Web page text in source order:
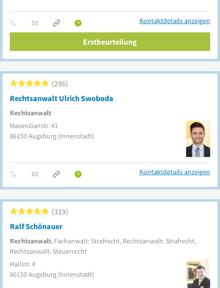
Kontaktdetails anzeigen
Erstbeurteilung
Rechtsanwalt Ulrich Swoboda
Rechtsanwalt
296
Maximilianstr. 41
86150Augsburg (Innenstadt)
Kontaktdetails anzeigen
Ralf Schönauer
Rechtsanwalt, Fachanwalt: Strafrecht, Rechtsanwalt: Strafrecht,
Rechtsanwalt: Steuerrecht
319
Hallstr. 4
86150Augsburg (Innenstadt)